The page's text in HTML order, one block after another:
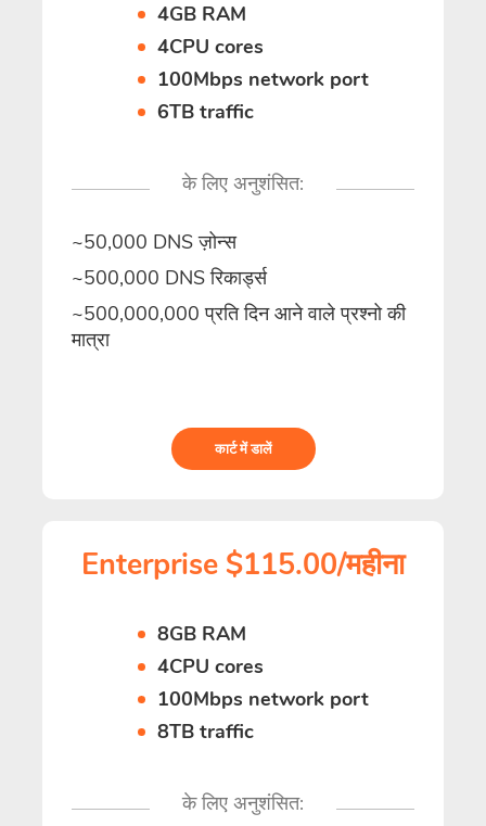
4GB RAM
4CPU cores
100Mbps network port
6TB traffic
के लिए अनुशंसित:
~50,000 DNS ज़ोन्स
~500,000 DNS रिकार्ड्स
~500,000,000 प्रति दिन आने वाले प्रश्नो की
मात्रा
कार्ट में डालें
Enterprise $115.00/महीना
8GB RAM
4CPU cores
100Mbps network port
8TB traffic
के लिए अनुशंसित: